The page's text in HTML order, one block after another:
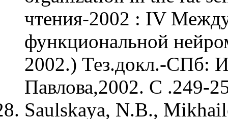
чтения-2002 : IV
функциональной
2002.) Тез.докл.-СПб:
Павлова,2002. С .249-
Saulskaya, N.B.,